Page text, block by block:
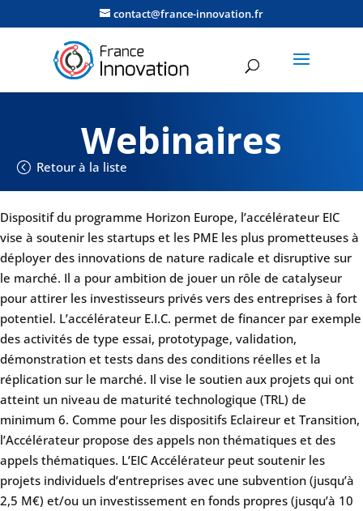
contact@france-innovation.fr
Webinaires
Retour à la liste
Dispositif du programme Horizon Europe, l’accélérateur EIC
vise à soutenir les startups et les PME les plus prometteuses à
déployer des innovations de nature radicale et disruptive sur
le marché. Il a pour ambition de jouer un rôle de catalyseur
pour attirer les investisseurs privés vers des entreprises à fort
potentiel. L’accélérateur E.I.C. permet de financer par exemple
des activités de type essai, prototypage, validation,
démonstration et tests dans des conditions réelles et la
réplication sur le marché. Il vise le soutien aux projets qui ont
atteint un niveau de maturité technologique (TRL) de
minimum 6. Comme pour les dispositifs Eclaireur et Transition,
l’Accélérateur propose des appels non thématiques et des
appels thématiques. L’EIC Accélérateur peut soutenir les
projets individuels d’entreprises avec une subvention (jusqu’à
2,5 M€) et/ou un investissement en fonds propres (jusqu’à 10